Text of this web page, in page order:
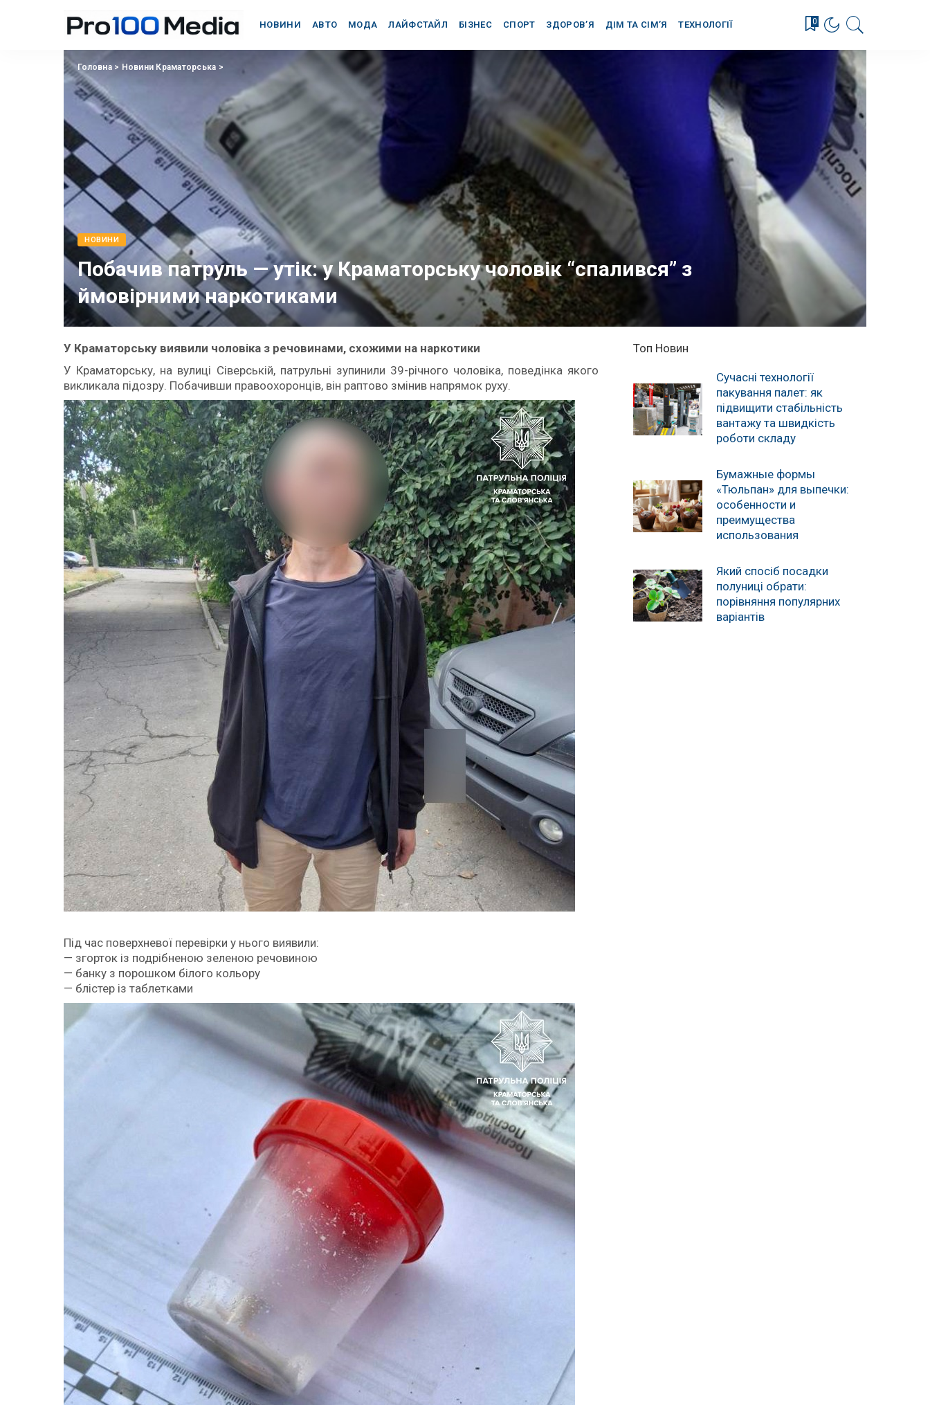
НОВИНИ АВТО МОДА ЛАЙФСТАЙЛ БІЗНЕС СПОРТ ЗДОРОВ’Я ДІМ ТА СІМ’Я ТЕХНОЛОГІЇ 0
Головна> Новини Краматорська >
НОВИНИ
Побачив патруль — утік: у Краматорську чоловік “спалився” з
ймовірними наркотиками
У Краматорську виявили чоловіка з речовинами, схожими на наркотики
У Краматорську, на вулиці Сіверській, патрульні зупинили 39-річного чоловіка, поведінка якого
викликала підозру. Побачивши правоохоронців, він раптово змінив напрямок руху.
Під час поверхневої перевірки у нього виявили:
— згорток із подрібненою зеленою речовиною
— банку з порошком білого кольору
— блістер із таблетками
Топ Новин
Сучасні технології
пакування палет: як
підвищити стабільність
вантажу та швидкість
роботи складу
Бумажные формы
«Тюльпан» для выпечки:
особенности и
преимущества
использования
Який спосіб посадки
полуниці обрати:
порівняння популярних
варіантів